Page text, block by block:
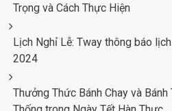
Trọng và Cách Thực Hiện
Lịch Nghỉ Lễ: Tway thông báo
2024
Thưởng Thức Bánh Chay và